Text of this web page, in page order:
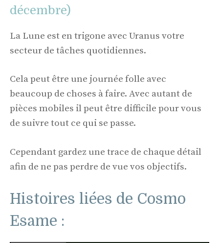
décembre)
La Lune est en trigone avec Uranus votre
secteur de tâches quotidiennes.
Cela peut être une journée folle avec
beaucoup de choses à faire. Avec autant de
pièces mobiles il peut être difficile pour vous
de suivre tout ce qui se passe.
Cependant gardez une trace de chaque détail
afin de ne pas perdre de vue vos objectifs.
Histoires liées de Cosmo
Esame :